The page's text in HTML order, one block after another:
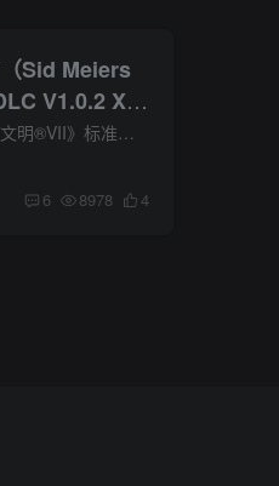
Sid Meiers
V1.0.2 XCI
关于这款游戏 预定《席德·梅尔的文明®VII》标准版，并获取《特库姆塞与肖尼族包》！*《特库姆塞与肖尼族包》包含在豪华版和奠基者版中。 屡获殊荣的策略游戏系列回归，翻开革命性新篇章。 《...
6 8978 4